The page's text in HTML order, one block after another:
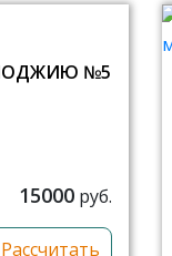
№5
15000 руб.
Рассчитать